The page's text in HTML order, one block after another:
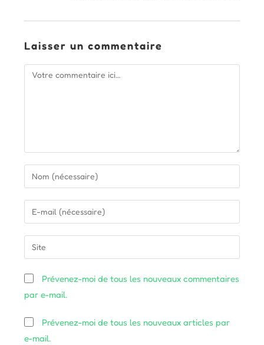
Laisser un commentaire
Comment
Enter
your
name
comment
Enter
your
email
address
comment
Saisir
l’URL
de
votre
site
(facultatif)
Prévenez-moi de tous les nouveaux commentaires
par e-mail.
Prévenez-moi de tous les nouveaux articles par
e-mail.